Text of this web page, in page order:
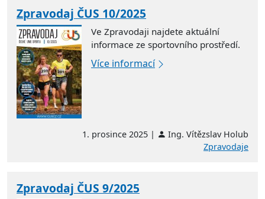
Zpravodaj ČUS 10/2025
Ve Zpravodaji najdete aktuální
informace ze sportovního prostředí.
Více informací
1. prosince 2025 |
Ing. Vítězslav Holub
Zpravodaje
Zpravodaj ČUS 9/2025